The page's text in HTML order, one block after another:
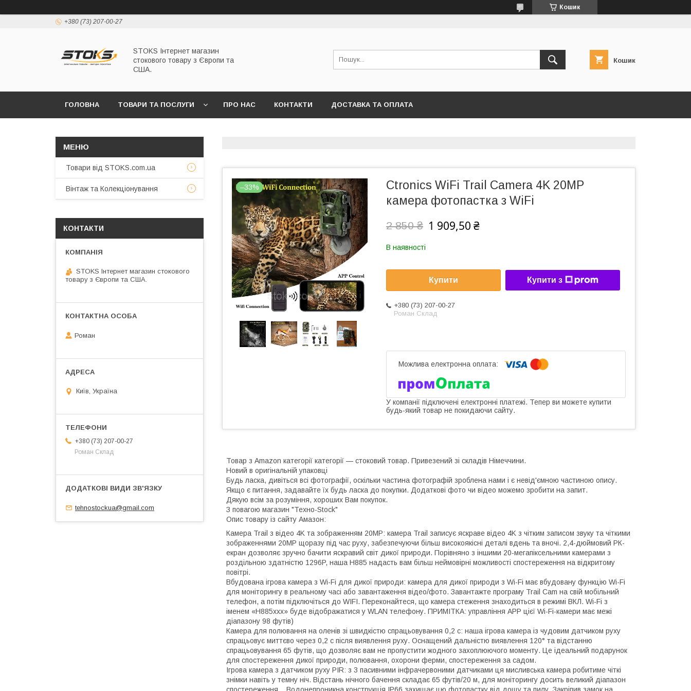
Кошик
+380 (73) 207-00-27
STOKS Інтернет магазин
стокового товару з Європи та
США.
Кошик
ГОЛОВНА ТОВАРИ ТА ПОСЛУГИ ПРО НАС КОНТАКТИ ДОСТАВКА ТА ОПЛАТА
–33%
Ctronics WiFi Trail Camera 4K 20MP
камера фотопастка з WiFi
2 850 ₴ 1 909,50 ₴
В наявності
Купити Купити з
+380 (73) 207-00-27
Роман Склад
У компанії підключені електронні платежі. Тепер ви можете купити
будь-який товар не покидаючи сайту.
Товар з Amazon категорії категорії — стоковий товар. Привезений зі складів Німеччини.
Новий в оригінальній упаковці
Будь ласка, дивіться всі фотографії, оскільки частина фотографій зроблена нами і є невід'ємною частиною опису.
Якщо є питання, задавайте їх будь ласка до покупки. Додаткові фото чи відео можемо зробити на запит.
Дякую всім за розуміння, хороших Вам покупок.
З повагою магазин "Техно-Stock"
Опис товару із сайту Амазон:
Камера Trail з відео 4K та зображенням 20MP: камера Trail записує яскраве відео 4K з чітким записом звуку та чіткими
зображеннями 20MP щоразу під час руху, забезпечуючи більш високоякісні деталі вдень та вночі. 2,4-дюймовий РК-
екран дозволяє зручно бачити яскравий світ дикої природи. Порівняно з іншими 20-мегапіксельними камерами з
роздільною здатністю 1296P, наша H885 надасть вам більш неймовірні можливості спостереження на відкритому
повітрі.
Вбудована ігрова камера з Wi-Fi для дикої природи: камера для дикої природи з Wi-Fi має вбудовану функцію Wi-Fi
для моніторингу в реальному часі або завантаження відео/фото. Завантажте програму Trail Cam на свій мобільний
телефон, а потім підключіться до WIFI. Переконайтеся, що камера стеження знаходиться в режимі ВКЛ. Wi-Fi з
іменем «H885xxx» буде відображатися у WLAN телефону. ПРИМІТКА: управління APP цієї Wi-Fi-камери має межі
діапазону 98 футів)
Камера для полювання на оленів зі швидкістю спрацьовування 0,2 с: наша ігрова камера із чудовим датчиком руху
спрацьовує миттєво через 0,2 с після виявлення руху. Оснащений дальністю виявлення 120° та відстанню
спрацьовування 65 футів, що дозволяє вам не пропустити жодного захоплюючого моменту. Це ідеальний подарунок
для спостереження дикої природи, полювання, охорони ферми, спостереження за садом.
Ігрова камера з датчиком руху PIR: з 3 пасивними інфрачервоними датчиками ця мисливська камера робитиме чіткі
знімки навіть у темну ніч. Відстань нічного бачення складає 65 футів/20 м, для моніторингу досить великий діапазон
Товари від STOKS.com.ua
Вінтаж та Колекціонування
КОНТАКТИ
STOKS Інтернет магазин стокового
товару з Європи та США.
Роман
Київ, Україна
+380 (73) 207-00-27
Роман Склад
tehnostockua@gmail.com